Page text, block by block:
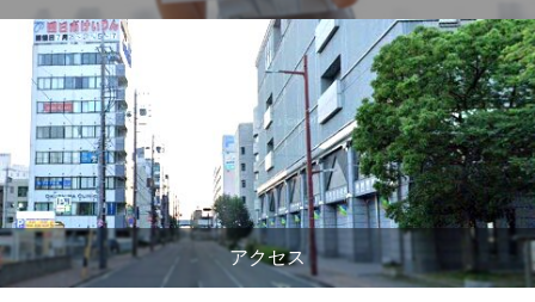
アクセス